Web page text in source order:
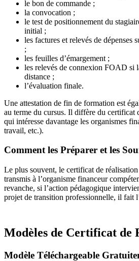
le bon de commande ;
la convocation ;
le test de positionnement du
initial ;
les factures et relevés de dépenses
;
les feuilles d’émargement ;
les relevés de connexion FOAD si
distance ;
l’évaluation finale.
Une attestation de fin de formation est
au terme du cursus. Il diffère du certificat
qui intéresse davantage les organismes
travail, etc.).
Comment les Préparer et les
Le plus souvent, le certificat de
transmis à l’organisme financeur
revanche, si l’action pédagogique
projet de transition professionnelle, il fait
Modèles de Certificat de
Modèle Téléchargeable